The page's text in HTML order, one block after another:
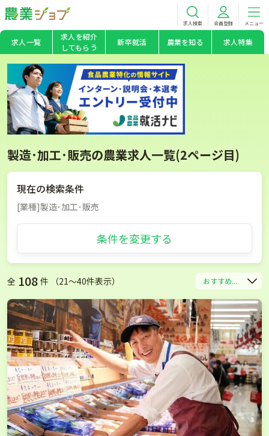
求人検索 会員登録 メニュー
求人一覧
求人を紹介
してもらう
新卒就活 農業を知る 求人特集
製造･加工･販売の農業求人一覧(2ページ目)
現在の検索条件
[業種]製造･加工･販売
条件を変更する
全 108 件 （21〜40件表示） おすすめ...